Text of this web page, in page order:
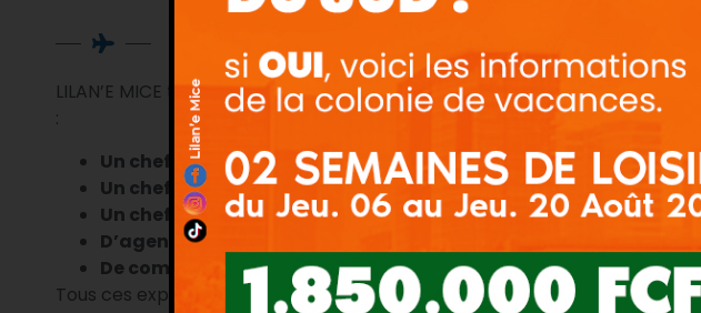
LILAN’E MICE travaille avec une équipe jeune et dynamique composée de
:
Un chef de projet en immersion linguistique
Un chef de projet en tourisme d’affaires
Un chef de produits voyage
D’agents-comptoir
De commerciaux
Tous ces experts et / ou spécialistes dans leur domaine défendent les